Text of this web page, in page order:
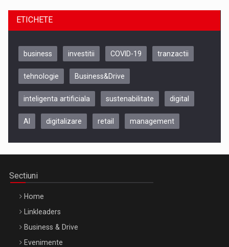
Be Inspired. Make it Happen!, CLUJ, 9 Decembrie
ETICHETE
business investitii COVID-19 tranzactii
tehnologie Business&Drive
inteligenta artificiala sustenabilitate digital
AI digitalizare retail management
Sectiuni
Home
Linkleaders
Business & Drive
Evenimente